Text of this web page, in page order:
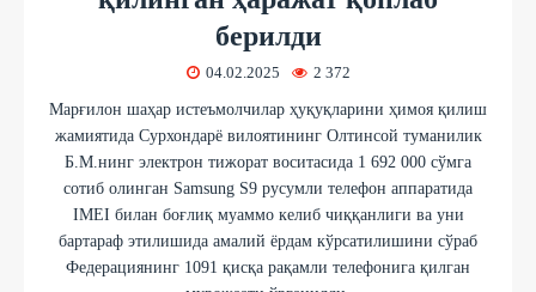
берилди
04.02.2025 2 372
Марғилон шаҳар истеъмолчилар ҳуқуқларини ҳимоя қилиш
жамиятида Сурхондарё вилоятининг Олтинсой туманилик
Б.М.нинг электрон тижорат воситасида 1 692 000 сўмга
сотиб олинган Samsung S9 русумли телефон аппаратида
IMEI билан боғлиқ муаммо келиб чиққанлиги ва уни
бартараф этилишида амалий ёрдам кўрсатилишини сўраб
Федерациянинг 1091 қисқа рақамли телефонига қилган